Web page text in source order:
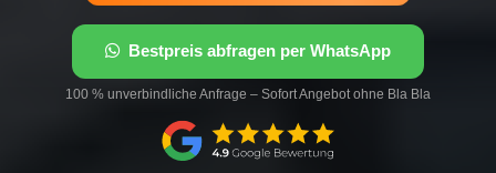
Bestpreis abfragen per WhatsApp
100 % unverbindliche Anfrage – Sofort Angebot ohne Bla Bla